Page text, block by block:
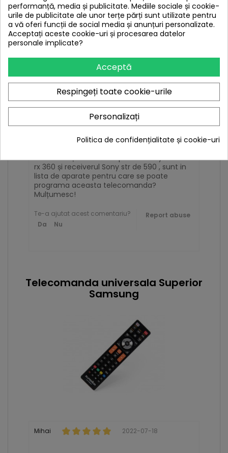
Yamaha rx360
As dorii sa știu dacă amplificatorul yamaha
rx 360 și receiverul Sony str de 590 , sunt in
lista de aparate pentru care se poate
programa aceasta telecomanda?
Mulțumesc!
Te-a ajutat acest comentariu?
Da
Nu
Report abuse
Telecomanda universala Superior
Samsung
Mihai 2022-07-18
performanță, media și publicitate. Mediile sociale și cookie-
urile de publicitate ale unor terțe părți sunt utilizate pentru
a vă oferi funcții de social media și anunțuri personalizate.
Acceptați aceste cookie-uri și procesarea datelor
personale implicate?
Acceptă
Respingeți toate cookie-urile
Personalizați
Politica de confidențialitate și cookie-uri